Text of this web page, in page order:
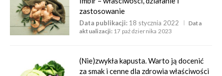
zastosowanie
Data publikacji: 18 stycznia 2022
Data
aktualizacji: 17 października 2023
(Nie)zwykła kapusta. Warto ją docenić
za smak i cenne dla zdrowia właściwości